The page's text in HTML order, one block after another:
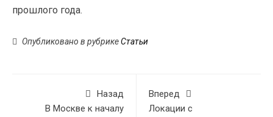
прошлого года.
Опубликовано в рубрикеСтатьи
Назад
В Москве к началу
Вперед
Локации с